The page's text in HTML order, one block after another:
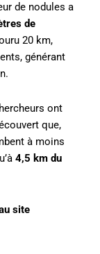
de nodules a
de
20 km,
générant
ont
que,
à moins
4,5 km du
site